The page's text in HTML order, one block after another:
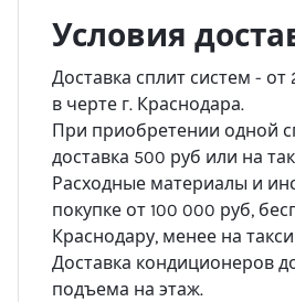
Условия
Доставка сплит систем -
в черте г. Краснодара.
При приобретении одной
доставка 500 руб или на
Расходные материалы и
покупке от 100 000 руб,
Краснодару, менее на
Доставка кондиционеров
подъема на этаж.